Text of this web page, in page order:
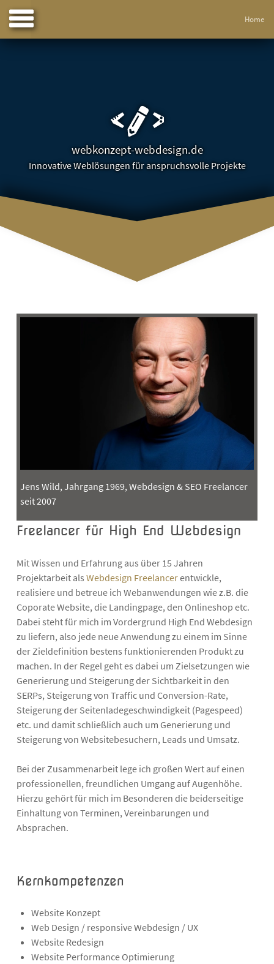
Home
webkonzept-webdesign.de
Innovative Weblösungen für anspruchsvolle Projekte
Jens Wild, Jahrgang 1969, Webdesign & SEO Freelancer
seit 2007
Freelancer für High End Webdesign
Mit Wissen und Erfahrung aus über 15 Jahren
Projektarbeit als Webdesign Freelancerentwickle,
realisiere und betreue ich Webanwendungen wie z.B. die
Coporate Website, die Landingpage, den Onlineshop etc.
Dabei steht für mich im Vordergrund High End Webdesign
zu liefern, also jede neue Anwendung zu einem im Sinne
der Zieldefinition bestens funktionierenden Produkt zu
machen. In der Regel geht es dabei um Zielsetzungen wie
Generierung und Steigerung der Sichtbarkeit in den
SERPs, Steigerung von Traffic und Conversion-Rate,
Steigerung der Seitenladegeschwindigkeit (Pagespeed)
etc. und damit schließlich auch um Generierung und
Steigerung von Websitebesuchern, Leads und Umsatz.
Bei der Zusammenarbeit lege ich großen Wert auf einen
professionellen, freundlichen Umgang auf Augenhöhe.
Hierzu gehört für mich im Besonderen die beiderseitige
Einhaltung von Terminen, Vereinbarungen und
Absprachen.
Kernkompetenzen
Website Konzept
Web Design / responsive Webdesign / UX
Website Redesign
Website Performance Optimierung